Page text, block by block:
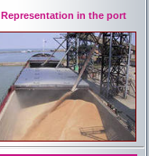
Representation in the port